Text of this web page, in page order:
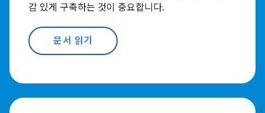
감 있게 구축하는 것이 중요합니다.
문서 읽기